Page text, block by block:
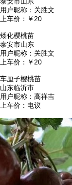
用户昵称： 关胜文
上车价： ￥20
矮化樱桃苗
泰安市山东
用户昵称： 关胜文
上车价： ￥20
车厘子樱桃苗
山东临沂市
用户昵称： 高祥吉
上车价： 电议